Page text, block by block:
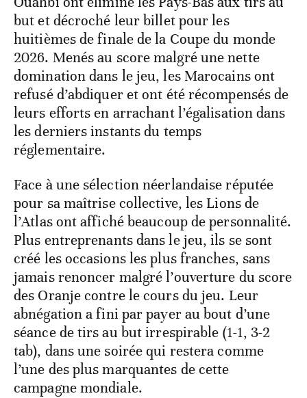
but et décroché leur billet pour les
huitièmes de finale de la Coupe du monde
2026. Menés au score malgré une nette
domination dans le jeu, les Marocains ont
refusé d’abdiquer et ont été récompensés de
leurs efforts en arrachant l’égalisation dans
les derniers instants du temps
réglementaire.
Face à une sélection néerlandaise réputée
pour sa maîtrise collective, les Lions de
l’Atlas ont affiché beaucoup de personnalité.
Plus entreprenants dans le jeu, ils se sont
créé les occasions les plus franches, sans
jamais renoncer malgré l’ouverture du score
des Oranje contre le cours du jeu. Leur
abnégation a fini par payer au bout d’une
séance de tirs au but irrespirable (1-1, 3-2
tab), dans une soirée qui restera comme
l’une des plus marquantes de cette
campagne mondiale.